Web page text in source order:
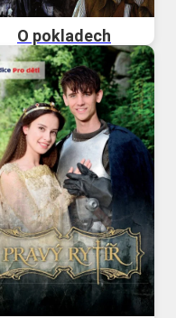
O pokladech